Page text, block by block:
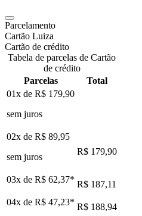
Parcelamento
Cartão Luiza
Cartão de crédito
Tabela de parcelas de Cartão
de crédito
Parcelas
Total
01x de R$ 179,90
sem juros
02x de R$ 89,95
sem juros
R$ 179,90
03x de R$ 62,37* R$ 187,11
04x de R$ 47,23* R$ 188,94